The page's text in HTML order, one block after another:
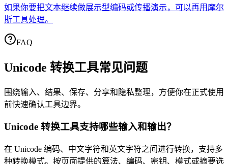
如果你要把文本继续做展示型编码或传播演示，可以再用摩尔
斯工具处理。
FAQ
Unicode 转换工具常见问题
围绕输入、结果、保存、分享和隐私整理，方便你在正式使用
前快速确认工具边界。
Unicode 转换工具支持哪些输入和输出？
在 Unicode 编码、中文字符和英文字符之间进行转换，支持多
种转换模式。按页面提供的算法、编码、密钥、模式或摘要选